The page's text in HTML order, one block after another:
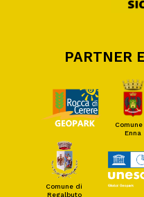
PARTNER
Enna
Comune di
Regalbuto